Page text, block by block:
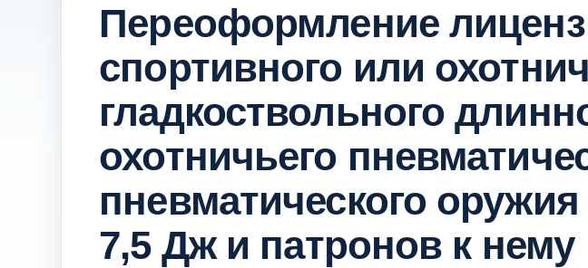
Переоформление
спортивного или
гладкоствольного
охотничьего
пневматического
7,5 Дж и патронов к нему